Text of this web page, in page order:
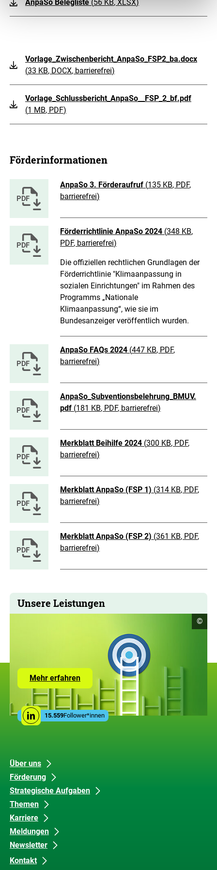
AnpaSo Belegliste (56 KB, XLSX)
Vorlage_Zwischenbericht_AnpaSo_FSP2_ba.docx
(33 KB, DOCX, barrierefrei)
Vorlage_Schlussbericht_AnpaSo__FSP_2_bf.pdf
(1 MB, PDF)
Förderinformationen
AnpaSo 3. Förderaufruf (135 KB, PDF,
barrierefrei)
Förderrichtlinie AnpaSo 2024 (348 KB,
PDF, barrierefrei)
Die offiziellen rechtlichen Grundlagen der
Förderrichtlinie "Klimaanpassung in
sozialen Einrichtungen" im Rahmen des
Programms „Nationale
Klimaanpassung“, wie sie im
Bundesanzeiger veröffentlich wurden.
AnpaSo FAQs 2024 (447 KB, PDF,
barrierefrei)
AnpaSo_Subventionsbelehrung_BMUV.
pdf (181 KB, PDF, barrierefrei)
Merkblatt Beihilfe 2024 (300 KB, PDF,
barrierefrei)
Merkblatt AnpaSo (FSP 1) (314 KB, PDF,
barrierefrei)
Merkblatt AnpaSo (FSP 2) (361 KB, PDF,
barrierefrei)
Unsere Leistungen
Mehr erfahrenZur
Seite
Leistungen
der
ZUG
Social
MediaLinkedin
15.559Follower*innen
©
Unsere
Inhalte
Über uns
Förderung
Strategische Aufgaben
Themen
Karriere
Meldungen
Newsletter
Datenschutz
und
Barrierefreiheit
Kontakt